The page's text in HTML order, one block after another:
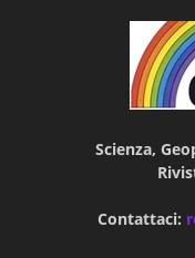
Scienza,
Contattaci: